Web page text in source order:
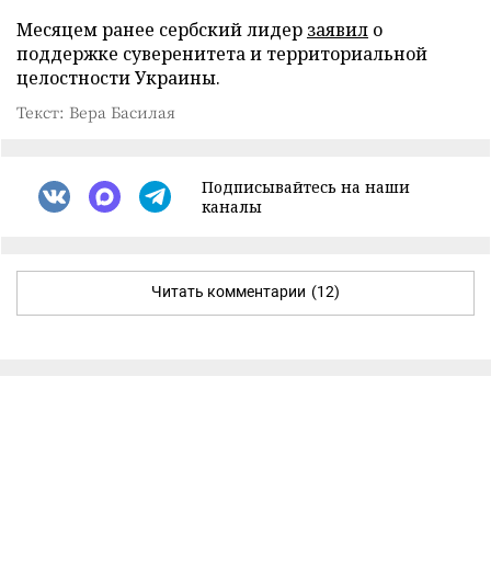
Месяцем ранее сербский лидер заявил о
поддержке суверенитета и территориальной
целостности Украины.
Текст: Вера Басилая
Подписывайтесь на наши
каналы
Читать комментарии (12)